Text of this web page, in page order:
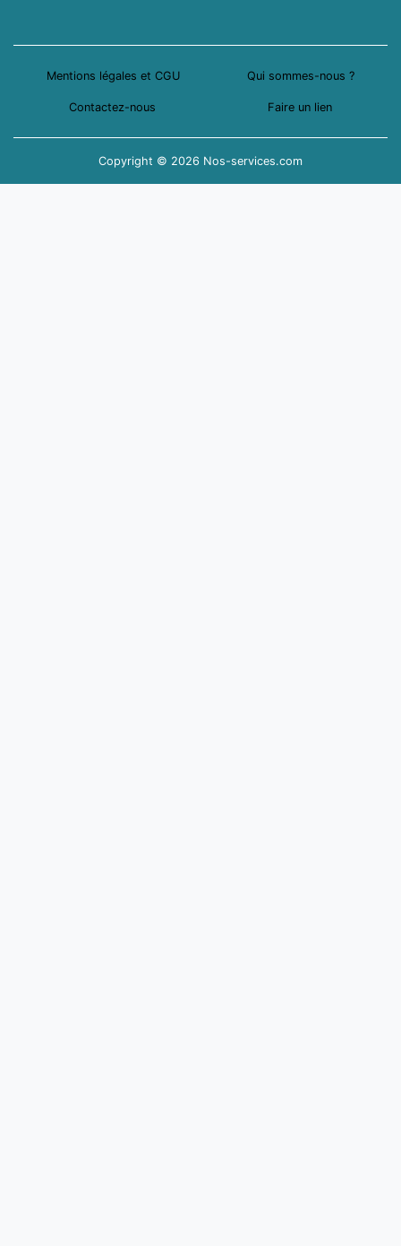
Mentions légales et CGU Qui sommes-nous ?
Contactez-nous Faire un lien
Copyright © 2026 Nos-services.com